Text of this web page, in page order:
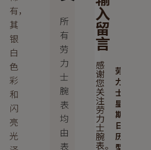
有，
其
银
白
色
彩
和
闪
亮
光
所
有
劳
力
士
腕
表
均
由
表
入
留
言
感
谢
您
关
注
劳
力
士
腕
表。
劳
力
士
星
期
日
历
型